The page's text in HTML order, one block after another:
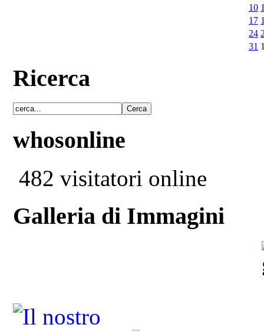
10
17
24
31
Ricerca
whosonline
482 visitatori online
Galleria di Immagini